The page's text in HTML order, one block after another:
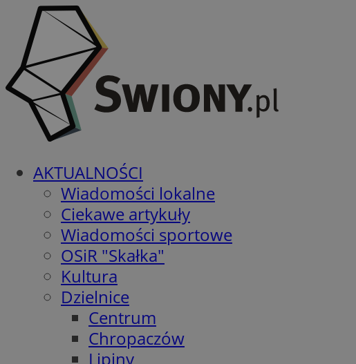
AKTUALNOŚCI
Wiadomości lokalne
Ciekawe artykuły
Wiadomości sportowe
OSiR "Skałka"
Kultura
Dzielnice
Centrum
Chropaczów
Lipiny